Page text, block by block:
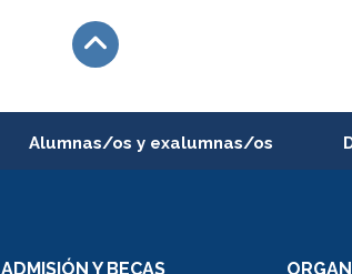
Alumnas/os y exalumnas/os
Consulta y certificado de notas
ADMISIÓN Y BECAS